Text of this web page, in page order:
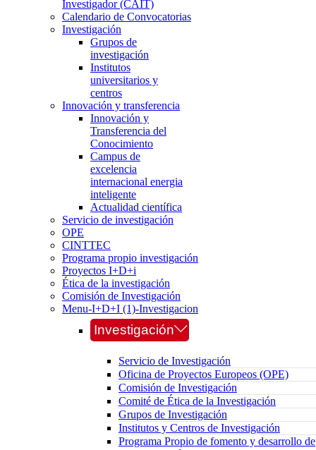
Investigador (CAIT)
Calendario de Convocatorias
Investigación
Grupos de
investigación
Institutos
universitarios y
centros
Innovación y transferencia
Innovación y
Transferencia del
Conocimiento
Campus de
excelencia
internacional energia
inteligente
Actualidad científica
Servicio de investigación
OPE
CINTTEC
Programa propio investigación
Proyectos I+D+i
Ética de la investigación
Comisión de Investigación
Menu-I+D+I (1)-Investigacion
Investigación
Servicio de Investigación
Oficina de Proyectos Europeos (OPE)
Comisión de Investigación
Comité de Ética de la Investigación
Grupos de Investigación
Institutos y Centros de Investigación
Programa Propio de fomento y desarrollo de